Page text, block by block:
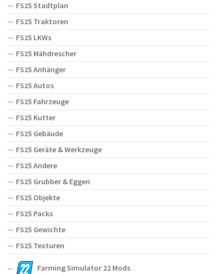
FS25 Stadtplan
FS25 Traktoren
FS25 LKWs
FS25 Mähdrescher
FS25 Anhänger
FS25 Autos
FS25 Fahrzeuge
FS25 Kutter
FS25 Gebäude
FS25 Geräte & Werkzeuge
FS25 Andere
FS25 Grubber & Eggen
FS25 Objekte
FS25 Packs
FS25 Gewichte
FS25 Texturen
Farming Simulator 22 Mods